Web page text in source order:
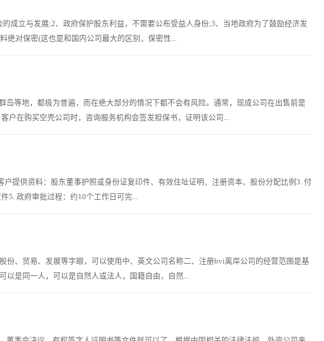
成立与发展;2、政府保护股东利益，不需要公布受益人身份;3、当地政府为了鼓励经济发
对保密(这也是和国内公司最大的区别，保密性...
等地，都极为普遍，而在绝大部分的情况下都不会有风险。通常，现成公司在出售前是
在购买空壳公司时，咨询服务机构会签发担保书，证明该公司...
提供资料：股东董事护照或身份证复印件、有效住址证明、注册资本、股份分配比例3. 付
5. 政府审批过程：约10个工作日可完...
、贸易、发展等字眼，可以使用中、英文公司名称二、注册bvi离岸公司的经营范围是基
是同一人，可以是自然人或法人，国籍自由，自然...